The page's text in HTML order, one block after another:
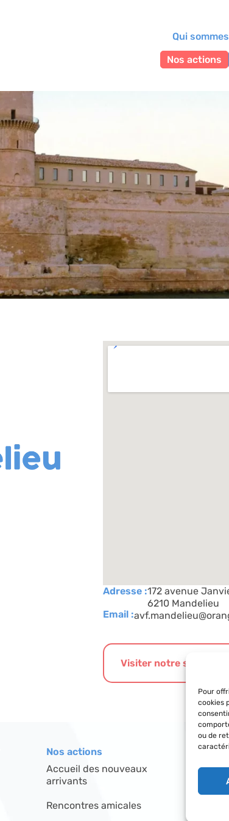
Pour
cookies
ou de
Qui
Nos actions
Adresse :172 avenue
6210 Mandelieu
Email :
Visiter notre site
Nos actions
Accueil des nouveaux
arrivants
Rencontres amicales
Le